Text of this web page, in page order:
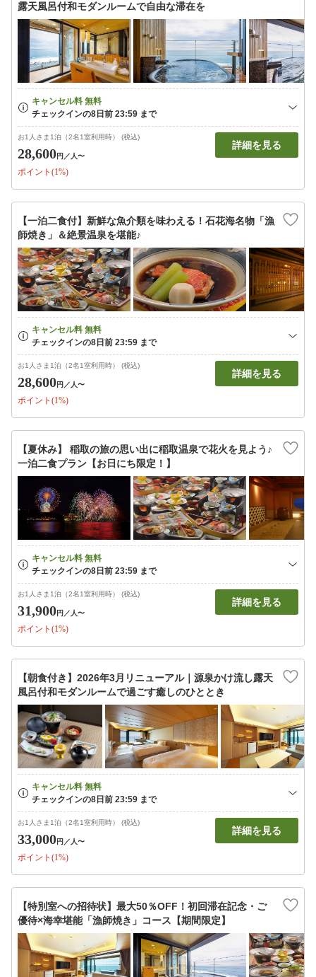
露天風呂付和モダンルームで自由な滞在を
お1人さま1泊（2名1室利用時） (税込)
28,600円 ／人〜
ポイント(1%)
詳細を見る
【一泊二食付】新鮮な魚介類を味わえる！石花海名物「漁
師焼き」＆絶景温泉を堪能♪
お1人さま1泊（2名1室利用時） (税込)
28,600円 ／人〜
ポイント(1%)
詳細を見る
【夏休み】 稲取の旅の思い出に稲取温泉で花火を見よう♪
一泊二食プラン【お日にち限定！】
お1人さま1泊（2名1室利用時） (税込)
31,900円 ／人〜
ポイント(1%)
詳細を見る
【朝食付き】2026年3月リニューアル｜源泉かけ流し露天
風呂付和モダンルームで過ごす癒しのひととき
お1人さま1泊（2名1室利用時） (税込)
33,000円 ／人〜
ポイント(1%)
詳細を見る
【特別室への招待状】最大50％OFF！初回滞在記念・ご
優待×海幸堪能「漁師焼き」コース【期間限定】